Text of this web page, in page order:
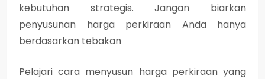
kebutuhan strategis. Jangan biarkan
penyusunan harga perkiraan Anda hanya
berdasarkan tebakan
Pelajari cara menyusun harga perkiraan yang